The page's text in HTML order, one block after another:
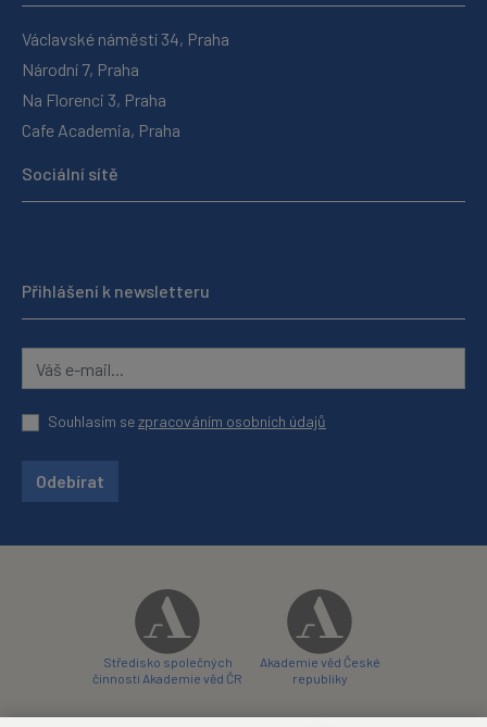
Václavské náměstí 34, Praha
Národní 7, Praha
Na Florenci 3, Praha
Cafe Academia, Praha
Sociální sítě
Přihlášení k newsletteru
Souhlasím sezpracováním osobních údajů
Odebírat
Středisko společných
činností Akademie věd ČR
Akademie věd České
republiky